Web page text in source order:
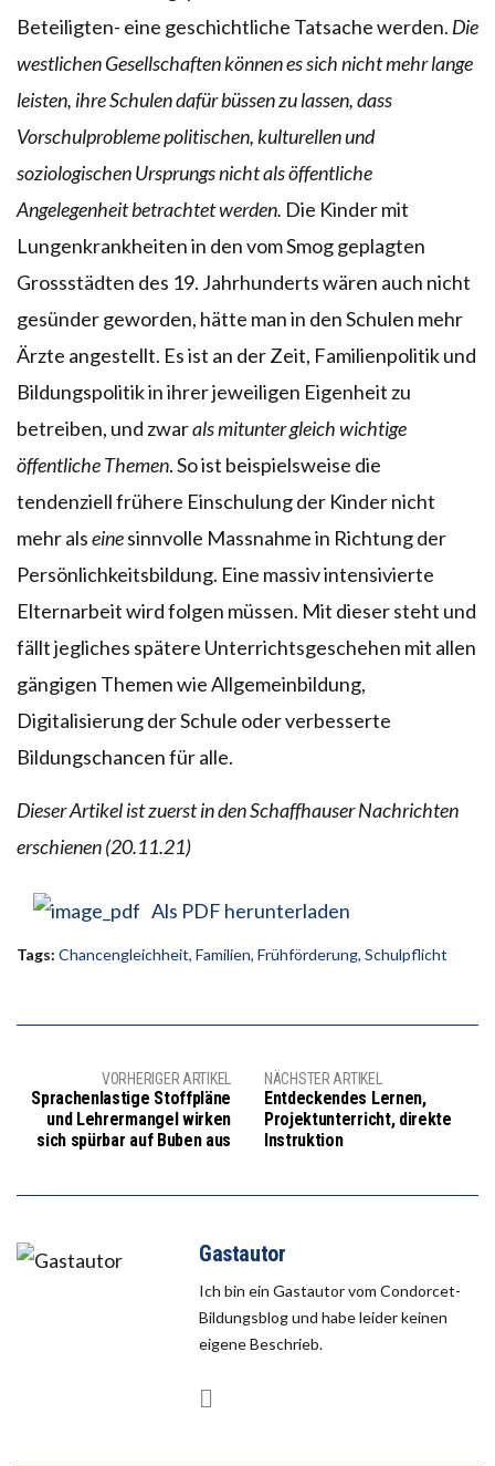
Beteiligten- eine geschichtliche Tatsache werden. Die
westlichen Gesellschaften können es sich nicht mehr lange
leisten, ihre Schulen dafür büssen zu lassen, dass
Vorschulprobleme politischen, kulturellen und
soziologischen Ursprungs nicht als öffentliche
Angelegenheit betrachtet werden. Die Kinder mit
Lungenkrankheiten in den vom Smog geplagten
Grossstädten des 19. Jahrhunderts wären auch nicht
gesünder geworden, hätte man in den Schulen mehr
Ärzte angestellt. Es ist an der Zeit, Familienpolitik und
Bildungspolitik in ihrer jeweiligen Eigenheit zu
betreiben, und zwarals mitunter gleich wichtige
öffentliche Themen. So ist beispielsweise die
tendenziell frühere Einschulung der Kinder nicht
mehr alseinesinnvolle Massnahme in Richtung der
Persönlichkeitsbildung. Eine massiv intensivierte
Elternarbeit wird folgen müssen. Mit dieser steht und
fällt jegliches spätere Unterrichtsgeschehen mit allen
gängigen Themen wie Allgemeinbildung,
Digitalisierung der Schule oder verbesserte
Bildungschancen für alle.
Dieser Artikel ist zuerst in den Schaffhauser Nachrichten
erschienen (20.11.21)
Als PDF herunterladen
Tags: Chancengleichheit, Familien, Frühförderung, Schulpflicht
VORHERIGER ARTIKEL
Sprachenlastige Stoffpläne
und Lehrermangel wirken
sich spürbar auf Buben aus
NÄCHSTER ARTIKEL
Entdeckendes Lernen,
Projektunterricht, direkte
Instruktion
Gastautor
Ich bin ein Gastautor vom Condorcet-
Bildungsblog und habe leider keinen
eigene Beschrieb.